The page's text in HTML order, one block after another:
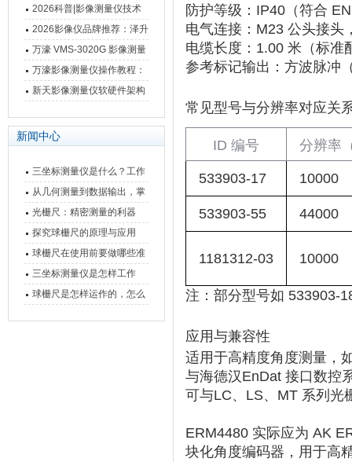
仪万濠数据处理器数显表故
障维修方法
2026科普|影像测量仪技术
原理、分类及选型应用
2026影像仪品牌推荐：泽升
影像测量仪选型指南
万濠 VMS-3020G 影像测量
仪技术规格与应用解析
万濠影像测量仪操作教程：
从开机到出报告，新手也能
新天影像测量仪软硬件架构
新闻中心
三坐标测量仪是什么？工作
原理、分类与核心功能一次
讲清
从几何测量到数据输出，掌
握万濠影像测量仪的六大核
心能力
光栅尺：精密测量的利器
探究球栅尺的原理与应用
球栅尺在使用前要做哪些准
备工作？
三坐标测量仪是怎样工作
的，功能有什么优势？
球栅尺是怎样运作的，怎么
防护等级 ‌：‌ IP40 （符合
电气连接 ‌：‌ M23 公头接头
电缆长度 ‌：‌ 1.00 米 （标准
参考标记输出 ‌：‌ 方波脉冲
常见型号与分辨率对应关
ID 编号 分辨率
533903-17 10000
533903-55 44000
1181312-03 10000
注：部分型号如 533903-
应用与兼容性
适用于‌高精度角度测量 ，
与海德汉‌EnDat 接口数控
可与‌LC、LS、MT 系列光
ERM4480 ‌ 实际应为 ‌ AK
块化角度编码器 ，用于高